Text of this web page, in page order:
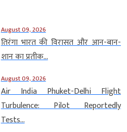
August 09, 2026
तिरंगा भारत की विरासत और आन-बान-
शान का प्रतीक...
August 09, 2026
Air India Phuket-Delhi Flight
Turbulence: Pilot Reportedly
Tests...